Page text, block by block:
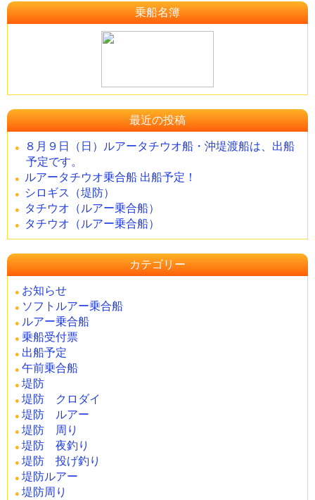
乗船名簿
最近の投稿
８月９日（日）ルアータチウオ船・沖堤渡船は、出船
予定です。
ルアータチウオ乗合船 出船予定！
シロギス（堤防）
タチウオ（ルアー乗合船）
タチウオ（ルアー乗合船）
カテゴリー
お知らせ
ソフトルアー乗合船
ルアー乗合船
乗船受付票
出船予定
午前乗合船
堤防
堤防 クロダイ
堤防 ルアー
堤防 周り
堤防 夜釣り
堤防 投げ釣り
堤防ルアー
堤防周り